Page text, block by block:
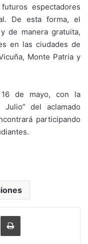
espectadores
De esta forma, el
de manera gratuita,
en las ciudades de
Monte Patria y
de mayo, con la
del aclamado
participando